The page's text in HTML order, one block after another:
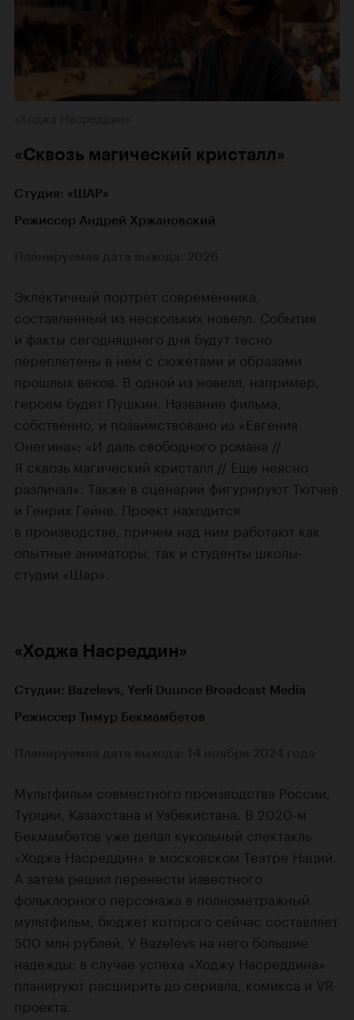
«Сквозь магический кристалл»
Студия: «ШАР»
Режиссер Андрей Хржановский
Эклектичный портрет современника,
составленный из нескольких новелл. События
и факты сегодняшнего дня будут тесно
переплетены в нем с сюжетами и образами
прошлых веков. В одной из новелл, например,
героем будет Пушкин. Название фильма,
собственно, и позаимствовано из «Евгения
Онегина»: «И даль свободного романа //
Я сквозь магический кристалл // Еще неясно
различал». Также в сценарии фигурируют Тютчев
и Генрих Гейне. Проект находится
в производстве, причем над ним работают как
опытные аниматоры, так и студенты школы-
студии «Шар».
«Ходжа Насреддин»
Студии: Bazelevs, Yerli Duunce Broadcast Media
Режиссер Тимур Бекмамбетов
Мультфильм совместного производства России,
Турции, Казахстана и Узбекистана. В 2020-м
Бекмамбетов уже делал кукольный спектакль
«Ходжа Насреддин» в московском Театре Наций.
А затем решил перенести известного
фольклорного персонажа в полнометражный
мультфильм, бюджет которого сейчас составляет
500 млн рублей. У Bazelevs на него большие
надежды: в случае успеха «Ходжу Насреддина»
планируют расширить до сериала, комикса и VR-
проекта.